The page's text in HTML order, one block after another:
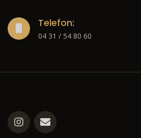
Telefon:
04 31 / 54 80 60